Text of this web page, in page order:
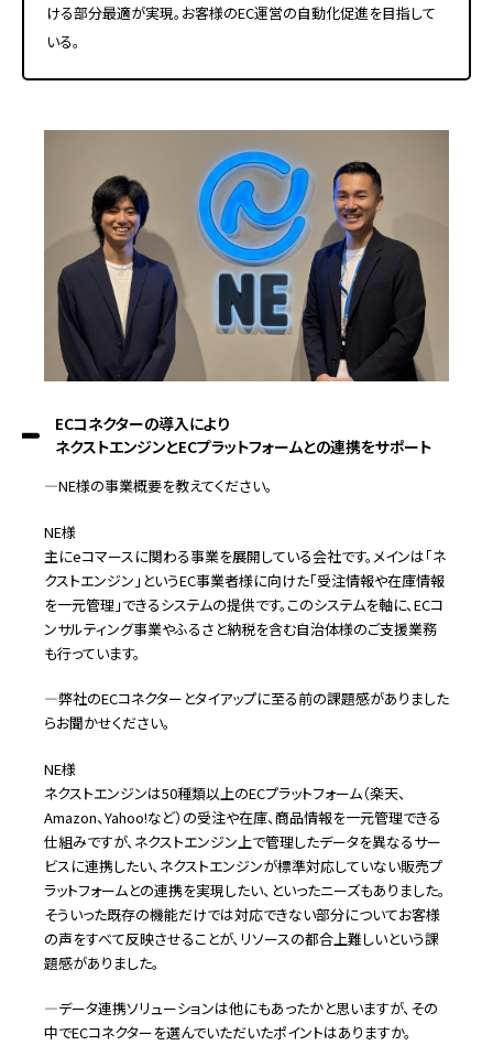
ける部分最適が実現。お客様のEC運営の自動化促進を目指して
いる。
ECコネクターの導入により
ネクストエンジンとECプラットフォームとの連携をサポート
―NE様の事業概要を教えてください。
NE様
主にeコマースに関わる事業を展開している会社です。メインは「ネ
クストエンジン」というEC事業者様に向けた「受注情報や在庫情報
を一元管理」できるシステムの提供です。このシステムを軸に、ECコ
ンサルティング事業やふるさと納税を含む自治体様のご支援業務
も行っています。
―弊社のECコネクターとタイアップに至る前の課題感がありました
らお聞かせください。
NE様
ネクストエンジンは50種類以上のECプラットフォーム（楽天、
Amazon、Yahoo!など）の受注や在庫、商品情報を一元管理できる
仕組みですが、ネクストエンジン上で管理したデータを異なるサー
ビスに連携したい、ネクストエンジンが標準対応していない販売プ
ラットフォームとの連携を実現したい、といったニーズもありました。
そういった既存の機能だけでは対応できない部分についてお客様
の声をすべて反映させることが、リソースの都合上難しいという課
題感がありました。
―データ連携ソリューションは他にもあったかと思いますが、その
中でECコネクターを選んでいただいたポイントはありますか。